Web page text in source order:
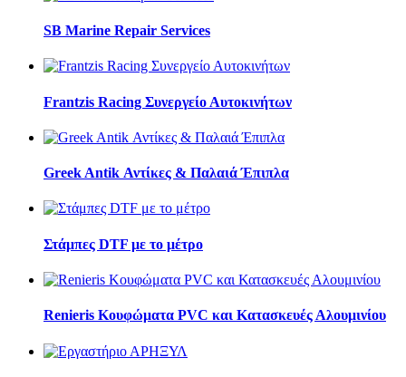
SB Marine Repair Services
Frantzis Racing Συνεργείο Αυτοκινήτων
Greek Antik Αντίκες & Παλαιά Έπιπλα
Στάμπες DTF με το μέτρο
Renieris Κουφώματα PVC και Κατασκευές Αλουμινίου